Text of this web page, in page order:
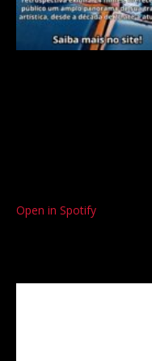
Open in Spotify